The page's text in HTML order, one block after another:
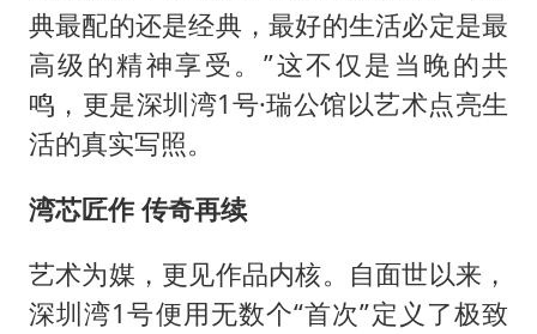
典最配的还是经典，最好的生活必定是最
高级的精神享受。”这不仅是当晚的共
鸣，更是深圳湾1号·瑞公馆以艺术点亮生
活的真实写照。
湾芯匠作 传奇再续
艺术为媒，更见作品内核。自面世以来，
深圳湾1号便用无数个“首次”定义了极致